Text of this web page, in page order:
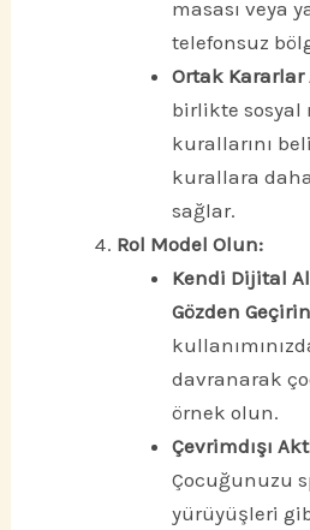
masası veya
telefonsuz
Ortak Kararlar
birlikte sosyal
kurallarını
kurallara
sağlar.
Rol Model Olun:
Kendi Dijital
Gözden
davranarak
örnek olun.
Çevrimdışı
Çocuğunuzu
yürüyüşleri